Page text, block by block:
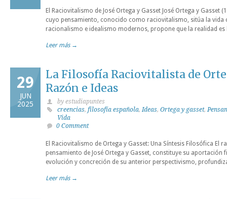
El Raciovitalismo de José Ortega y Gasset José Ortega y
cuyo pensamiento, conocido como raciovitalismo, sitúa la vida
racionalismo e idealismo modernos, propone que la realidad
Leer más →
29
JUN
2025
La Filosofía Raciovitalista de
Razón e Ideas
by estudiapuntes
creencias, filosofía española,Ideas, Ortega y gasset,
Vida
0 Comment
El Raciovitalismo de Ortega y Gasset: Una Síntesis Filosófica El
pensamiento de José Ortega y Gasset, constituye su
evolución y concreción de su anterior perspectivismo,
Leer más →